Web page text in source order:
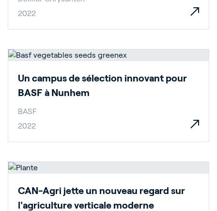
Français
2022
Un campus de sélection innovant pour
BASF à Nunhem
BASF
2022
CAN-Agri jette un nouveau regard sur
l'agriculture verticale moderne